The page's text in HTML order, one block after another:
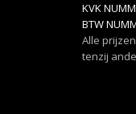
KVK
BTW
Alle
tenzij